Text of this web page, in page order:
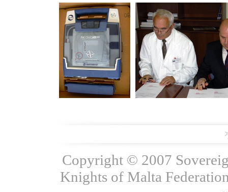
Copyright © 2007
Knights of Malta